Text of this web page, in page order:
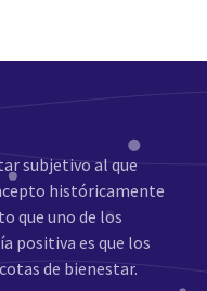
subjetivo al que
históricamente
que uno de los
positiva es que los
de bienestar.